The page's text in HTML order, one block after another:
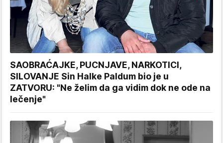
SAOBRAĆAJKE, PUCNJAVE, NARKOTICI,
SILOVANJE Sin Halke Paldum bio je u
ZATVORU: "Ne želim da ga vidim dok ne ode na
lečenje"